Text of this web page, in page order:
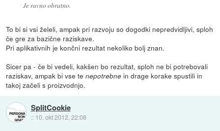
Je ravno obratno.
To bi si vsi želeli, ampak pri razvoju so dogodki nepredvidljivi, sploh
če gre za bazične raziskave.
Pri aplikativnih je končni rezultat nekoliko bolj znan.
Sicer pa - če bi vedeli, kakšen bo rezultat, sploh ne bi potrebovali
raziskav, ampak bi vse tenepotrebnein drage korake spustili in
takoj začeli s proizvodnjo.
SplitCookie
:: 10. okt 2012, 22:08